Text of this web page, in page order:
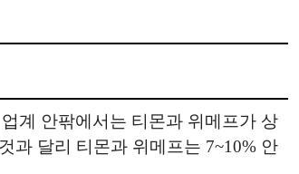
계 안팎에서는 티몬과 위메프가 상
과 달리 티몬과 위메프는 7~10% 안